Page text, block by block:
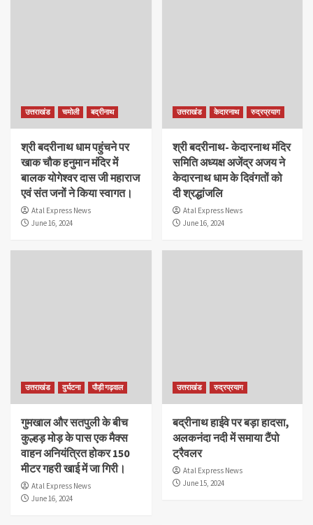
उत्तराखंड चमोली बद्रीनाथ
श्री बदरीनाथ धाम पहुंचने पर
खाक चौक हनुमान मंदिर में
बालक योगेश्वर दास जी महाराज
एवं संत जनों ने किया स्वागत।
Atal Express News
June 16, 2024
उत्तराखंड केदारनाथ रुद्रप्रयाग
श्री बदरीनाथ- केदारनाथ मंदिर
समिति अध्यक्ष अजेंद्र अजय ने
केदारनाथ धाम के दिवंगतों को
दी श्रद्धांजलि
Atal Express News
June 16, 2024
उत्तराखंड दुर्घटना पौड़ी गढ़वाल
गुमखाल और सतपुली के बीच
कुल्हड़ मोड़ के पास एक मैक्स
वाहन अनियंत्रित होकर 150
मीटर गहरी खाई में जा गिरी।
Atal Express News
June 16, 2024
उत्तराखंड रुद्रप्रयाग
बद्रीनाथ हाईवे पर बड़ा हादसा,
अलकनंदा नदी में समाया टैंपो
ट्रैवलर
Atal Express News
June 15, 2024